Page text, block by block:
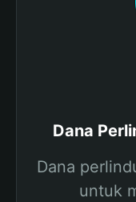
Dana
Dana
untuk